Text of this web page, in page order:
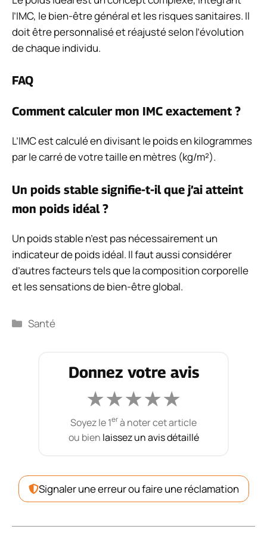
l’IMC, le bien-être général et les risques sanitaires. Il
doit être personnalisé et réajusté selon l’évolution
de chaque individu.
FAQ
Comment calculer mon IMC exactement ?
L’IMC est calculé en divisant le poids en kilogrammes
par le carré de votre taille en mètres (kg/m²).
Un poids stable signifie-t-il que j’ai atteint
mon poids idéal ?
Un poids stable n’est pas nécessairement un
indicateur de poids idéal. Il faut aussi considérer
d’autres facteurs tels que la composition corporelle
et les sensations de bien-être global.
Catégories
Santé
Donnez votre avis
★★★★★
Soyez le 1erà noter cet article
ou bien laissez un avis détaillé
Signaler une erreur ou faire une réclamation